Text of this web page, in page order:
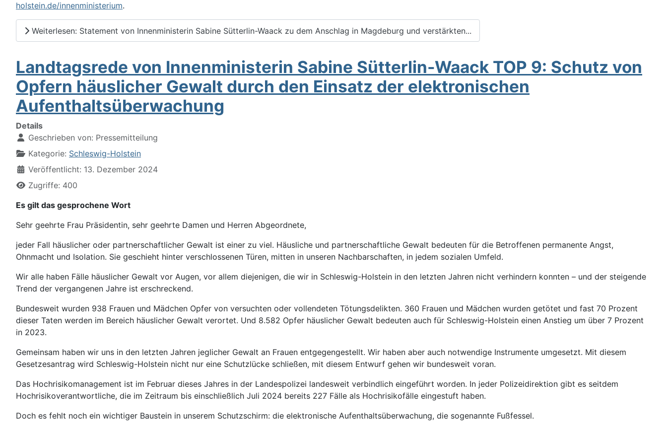
holstein.de/innenministerium.
Weiterlesen: Statement von Innenministerin Sabine Sütterlin-Waack zu dem Anschlag in Magdeburg und verstärkten...
Landtagsrede von Innenministerin Sabine Sütterlin-Waack TOP 9: Schutz von
Opfern häuslicher Gewalt durch den Einsatz der elektronischen
Aufenthaltsüberwachung
Details
Geschrieben von: Pressemitteilung
Kategorie: Schleswig-Holstein
Veröffentlicht: 13. Dezember 2024
Zugriffe: 400
Es gilt das gesprochene Wort
Sehr geehrte Frau Präsidentin, sehr geehrte Damen und Herren Abgeordnete,
jeder Fall häuslicher oder partnerschaftlicher Gewalt ist einer zu viel. Häusliche und partnerschaftliche Gewalt bedeuten für die Betroffenen permanente Angst,
Ohnmacht und Isolation. Sie geschieht hinter verschlossenen Türen, mitten in unseren Nachbarschaften, in jedem sozialen Umfeld.
Wir alle haben Fälle häuslicher Gewalt vor Augen, vor allem diejenigen, die wir in Schleswig-Holstein in den letzten Jahren nicht verhindern konnten – und der steigende
Trend der vergangenen Jahre ist erschreckend.
Bundesweit wurden 938 Frauen und Mädchen Opfer von versuchten oder vollendeten Tötungsdelikten. 360 Frauen und Mädchen wurden getötet und fast 70 Prozent
dieser Taten werden im Bereich häuslicher Gewalt verortet. Und 8.582 Opfer häuslicher Gewalt bedeuten auch für Schleswig-Holstein einen Anstieg um über 7 Prozent
in 2023.
Gemeinsam haben wir uns in den letzten Jahren jeglicher Gewalt an Frauen entgegengestellt. Wir haben aber auch notwendige Instrumente umgesetzt. Mit diesem
Gesetzesantrag wird Schleswig-Holstein nicht nur eine Schutzlücke schließen, mit diesem Entwurf gehen wir bundesweit voran.
Das Hochrisikomanagement ist im Februar dieses Jahres in der Landespolizei landesweit verbindlich eingeführt worden. In jeder Polizeidirektion gibt es seitdem
Hochrisikoverantwortliche, die im Zeitraum bis einschließlich Juli 2024 bereits 227 Fälle als Hochrisikofälle eingestuft haben.
Doch es fehlt noch ein wichtiger Baustein in unserem Schutzschirm: die elektronische Aufenthaltsüberwachung, die sogenannte Fußfessel.